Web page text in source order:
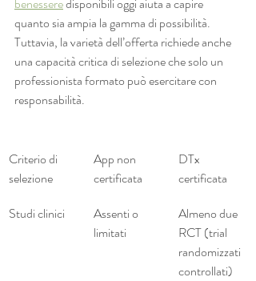
quanto sia ampia la gamma di possibilità.
Tuttavia, la varietà dell’offerta richiede anche
una capacità critica di selezione che solo un
professionista formato può esercitare con
responsabilità.
Criterio di
selezione
App non
certificata
DTx
certificata
Studi clinici
Assenti o
limitati
Almeno due
RCT (trial
randomizzati
controllati)